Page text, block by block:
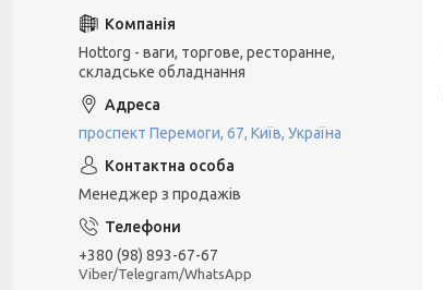
Hottorg - ваги, торгове, ресторанне,
складське обладнання
проспект Перемоги, 67, Київ, Україна
Менеджер з продажів
+380 (98) 893-67-67
Viber/Telegram/WhatsApp